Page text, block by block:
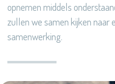
opnemen middels
zullen we samen kijken naar
samenwerking.